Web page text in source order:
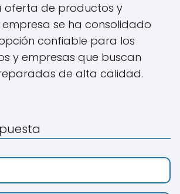
oferta de productos y
empresa se ha consolidado
confiable para los
y empresas que buscan
de alta calidad.